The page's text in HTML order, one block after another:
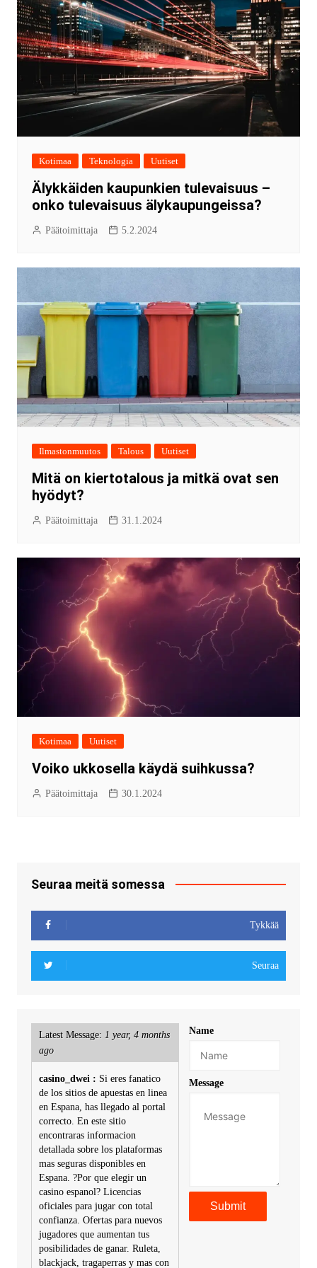
Kotimaa Teknologia Uutiset
Älykkäiden kaupunkien tulevaisuus –
onko tulevaisuus älykaupungeissa?
Päätoimittaja 5.2.2024
Ilmastonmuutos Talous Uutiset
Mitä on kiertotalous ja mitkä ovat sen
hyödyt?
Päätoimittaja 31.1.2024
Kotimaa Uutiset
Voiko ukkosella käydä suihkussa?
Päätoimittaja 30.1.2024
Seuraa meitä somessa
Tykkää
Seuraa
Latest Message: 1 year, 4 months
ago
casino_dwei : Si eres fanatico
de los sitios de apuestas en linea
en Espana, has llegado al portal
correcto. En este sitio
encontraras informacion
detallada sobre los plataformas
mas seguras disponibles en
Espana. ?Por que elegir un
casino espanol? Licencias
oficiales para jugar con total
confianza. Ofertas para nuevos
jugadores que aumentan tus
posibilidades de ganar. Ruleta,
blackjack, tragaperras y mas con
Name
Message